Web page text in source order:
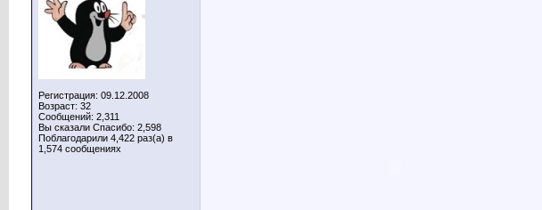
Регистрация: 09.12.2008
Возраст: 32
Сообщений: 2,311
Вы сказали Спасибо: 2,598
Поблагодарили 4,422 раз(а) в
1,574 сообщениях